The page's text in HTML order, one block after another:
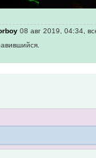
08 авг 2019, 04:34,